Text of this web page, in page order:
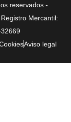
reservados -
Mercantil:
Aviso legal